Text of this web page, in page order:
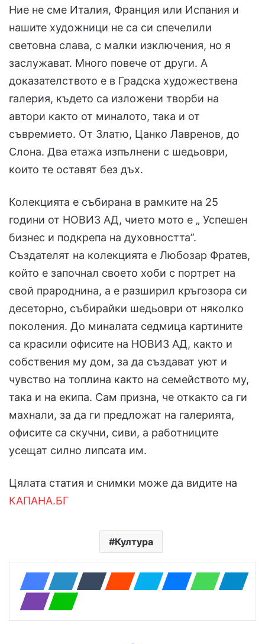
Ние не сме Италия, Франция или Испания и
нашите художници не са си спечелили
световна слава, с малки изключения, но я
заслужават. Много повече от други. А
доказателството е в Градска художествена
галерия, където са изложени творби на
автори както от миналото, така и от
съвремието. От Златю, Цанко Лавренов, до
Слона. Два етажа изпълнени с шедьоври,
които те оставят без дъх.
Колекцията е събирана в рамките на 25
години от НОВИЗ АД, чието мото е „ Успешен
бизнес и подкрепа на духовността”.
Създателят на колекцията е Любозар Фратев,
който е започнал своето хоби с портрет на
свой прароднина, а е разширил кръгозора си
десеторно, събирайки шедьоври от няколко
поколения. До миналата седмица картините
са красили офисите на НОВИЗ АД, както и
собствения му дом, за да създават уют и
чувство на топлина както на семейството му,
така и на екипа. Сам призна, че откакто са ги
махнали, за да ги предложат на галерията,
офисите са скучни, сиви, а работниците
усещат силно липсата им.
Цялата статия и снимки може да видите на
КАПАНА.БГ
Култура